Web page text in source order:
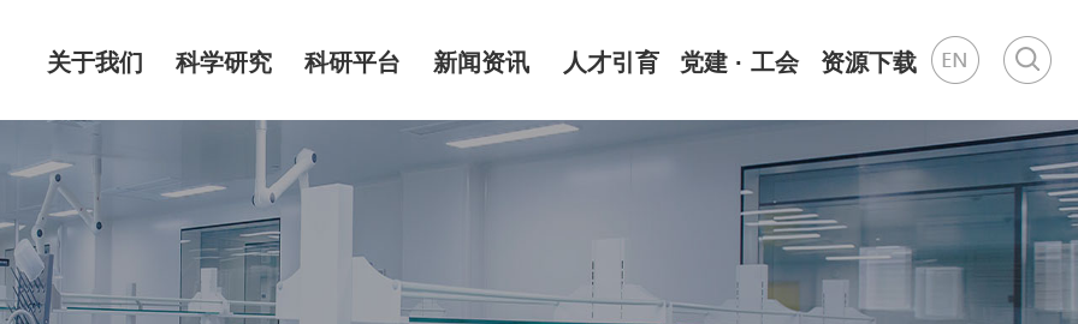
关于我们 科学研究 科研平台 新闻资讯 人才引育 党建 · 工会 资源下载